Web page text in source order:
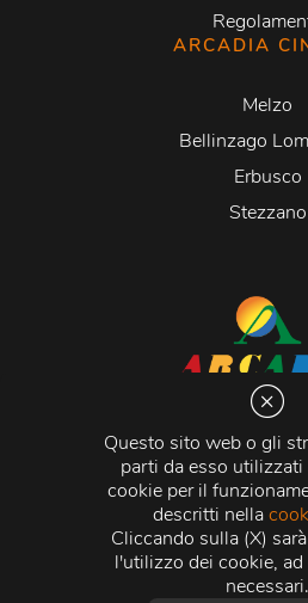
Questo sito web o gli
parti da esso
cookie per il
descritti nella
Cliccando sulla (X)
l'utilizzo dei cookie, ad
necessari.
ARCADIA
Melzo
Bellinzago
Erbusco
Stezzano
Via Martiri della
C.C.I.A.A. - R.E.A di
Registro delle Imprese di
Fiscale e Partita Iva
500.000,00
Credits:Crea Informatica S.r.l.
riservati.